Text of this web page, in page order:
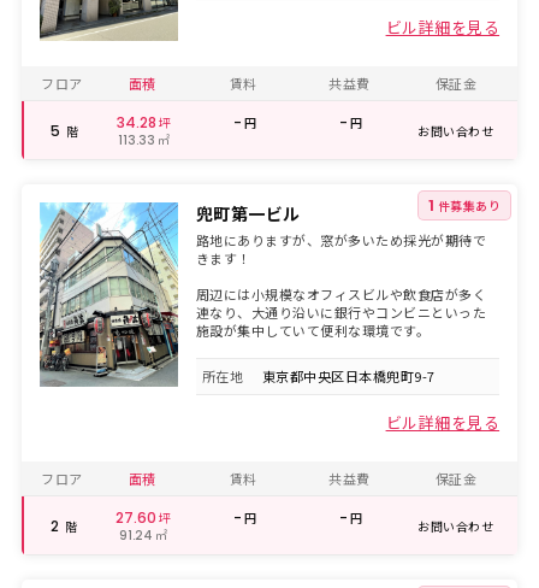
ビル詳細を見る
フロア 面積 賃料 共益費 保証金
5 階 34.28 坪
113.33 ㎡
- 円 - 円 お問い合わせ
1 件募集あり
兜町第一ビル
路地にありますが、窓が多いため採光が期待で
きます！
周辺には小規模なオフィスビルや飲食店が多く
連なり、大通り沿いに銀行やコンビニといった
施設が集中していて便利な環境です。
所在地 東京都中央区日本橋兜町9-7
ビル詳細を見る
フロア 面積 賃料 共益費 保証金
2 階 27.60 坪
91.24 ㎡
- 円 - 円 お問い合わせ